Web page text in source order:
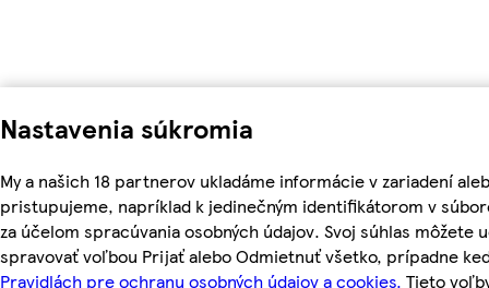
Nastavenia súkromia
My a našich 18 partnerov ukladáme informácie v zariadení
pristupujeme, napríklad k jedinečným identifikátorom v
za účelom spracúvania osobných údajov. Svoj súhlas môžete
spravovať voľbou Prijať alebo Odmietnuť všetko, prípadne
Pravidlách pre ochranu osobných údajov a cookies. Tieto